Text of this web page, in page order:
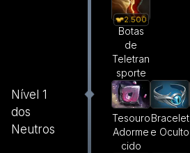
2.500
Botas
de
Teletran
sporte
Nível 1
dos
Neutros
Tesouro
Adorme
cido
Bracelet
e Oculto